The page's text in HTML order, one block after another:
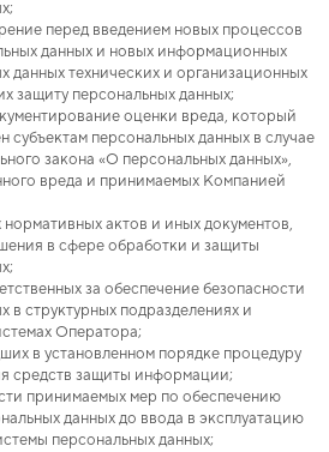
перед введением новых процессов
данных и новых информационных
данных технических и организационных
защиту персональных данных;
оценки вреда, который
субъектам персональных данных в случае
закона «О персональных данных»,
вреда и принимаемых Компанией
актов и иных документов,
в сфере обработки и защиты
за обеспечение безопасности
в структурных подразделениях и
Оператора;
в установленном порядке процедуру
средств защиты информации;
принимаемых мер по обеспечению
данных до ввода в эксплуатацию
персональных данных;